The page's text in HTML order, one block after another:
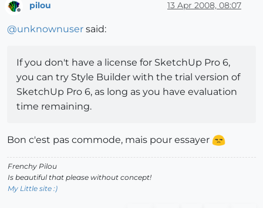
pilou 13 Apr 2008, 08:07
@unknownuser said:
If you don't have a license for SketchUp Pro 6,
you can try Style Builder with the trial version of
SketchUp Pro 6, as long as you have evaluation
time remaining.
Bon c'est pas commode, mais pour essayer
Frenchy Pilou
Is beautiful that please without concept!
My Little site :)